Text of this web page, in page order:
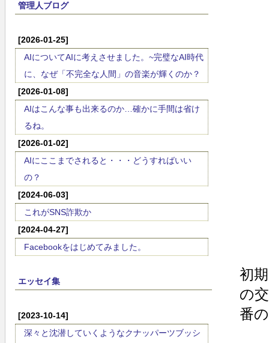
管理人ブログ
[2026-01-25]
AIについてAIに考えさせました。~完璧なAI時代
に、なぜ「不完全な人間」の音楽が輝くのか？
[2026-01-08]
AIはこんな事も出来るのか…確かに手間は省け
るね。
[2026-01-02]
AIにここまでされると・・・どうすればいい
の？
[2024-06-03]
これがSNS詐欺か
[2024-04-27]
Facebookをはじめてみました。
エッセイ集
[2023-10-14]
深々と沈潜していくようなクナッパーツブッシ
初
の
番